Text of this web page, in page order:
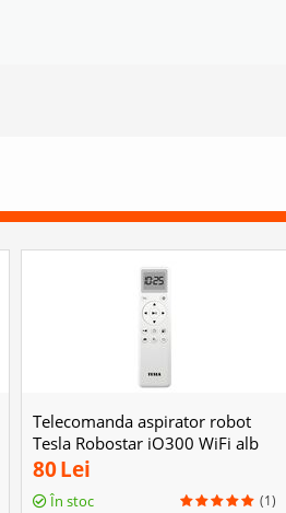
Telecomanda aspirator robot
Tesla Robostar iQ300 WiFi alb
80Lei
În stoc (1)